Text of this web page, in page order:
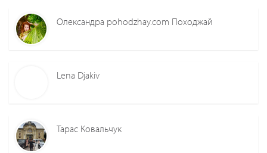
Олександра pohodzhay.com Походжай
Lena Djakiv
Тарас Ковальчук